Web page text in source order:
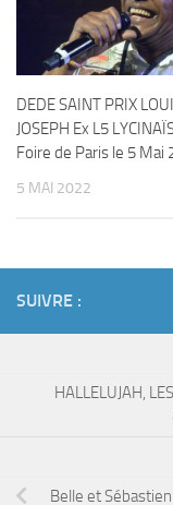
DEDE SAINT PRIX
JOSEPH Ex L5
Foire de Paris le 5 Mai
5 MAI 2022
SUIVRE :
HALLELUJAH,
Belle et